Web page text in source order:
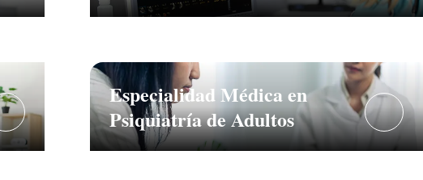
Especialidad Médica en
Psiquiatría de Adultos